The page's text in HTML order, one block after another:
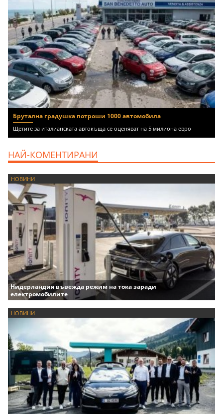
Брутална градушка потроши 1000 автомобила
Щетите за италианската автокъща се оценяват на 5 милиона евро
НАЙ-КОМЕНТИРАНИ
НОВИНИ
Нидерландия въвежда режим на тока заради
електромобилите
НОВИНИ